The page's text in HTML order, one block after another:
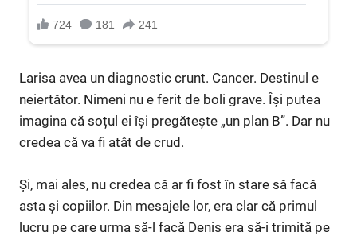
Larisa avea un diagnostic crunt. Cancer. Destinul e
neiertător. Nimeni nu e ferit de boli grave. Își putea
imagina că soțul ei își pregătește „un plan B”. Dar nu
credea că va fi atât de crud.
Și, mai ales, nu credea că ar fi fost în stare să facă
asta și copiilor. Din mesajele lor, era clar că primul
lucru pe care urma să-l facă Denis era să-i trimită pe